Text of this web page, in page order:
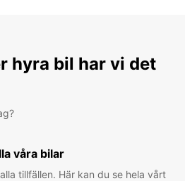
hyra bil har vi det
våra bilar
tillfällen. Här kan du se hela vårt